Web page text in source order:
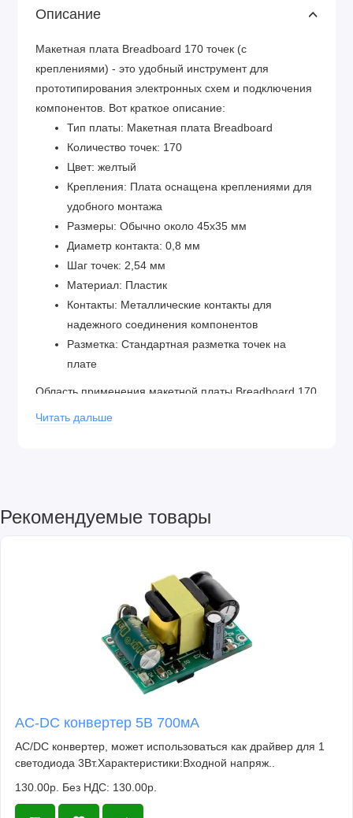
Описание
Макетная плата Breadboard 170 точек (с
креплениями) - это удобный инструмент для
прототипирования электронных схем и подключения
компонентов. Вот краткое описание:
Тип платы: Макетная плата Breadboard
Количество точек: 170
Цвет: желтый
Крепления: Плата оснащена креплениями для
удобного монтажа
Размеры: Обычно около 45x35 мм
Диаметр контакта: 0,8 мм
Шаг точек: 2,54 мм
Материал: Пластик
Контакты: Металлические контакты для
надежного соединения компонентов
Разметка: Стандартная разметка точек на
плате
Область применения макетной платы Breadboard 170
точек включает:
образовательных целях для изучения основ
демонстрации различных электронных схем.
DIY-проекты: Идеально подходит для
различных DIY-проектов, где требуется
временное соединение компонентов или
тестирование электронных устройств.
Ремонт и техническое обслуживание: Макетная
плата может быть использована для
компонентов при ремонте или обслуживании
электронных устройств.
Читать дальше
Рекомендуемые товары
AC-DC конвертер 5В 700мА
AC/DC конвертер, может использоваться как драйвер для 1
светодиода 3Вт.Характеристики:Входной напряж..
130.00р. Без НДС: 130.00р.